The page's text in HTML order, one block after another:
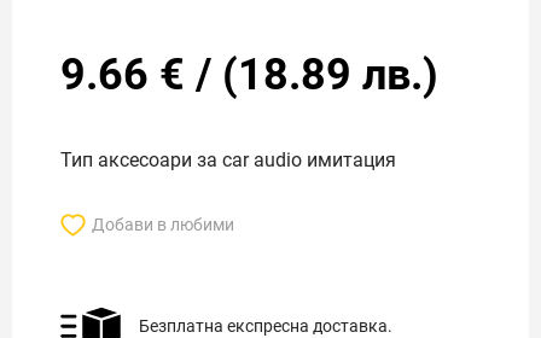
9.66 € / (18.89 лв.)
Тип аксесоари за car audio имитация
Добави в любими
Безплатна експресна доставка.